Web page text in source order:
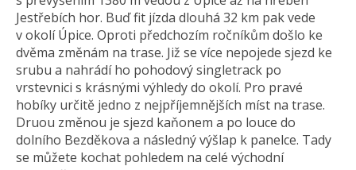
Jestřebích hor. Buď fit jízda dlouhá 32 km pak vede
v okolí Úpice. Oproti předchozím ročníkům došlo ke
dvěma změnám na trase. Již se více nepojede sjezd ke
srubu a nahrádí ho pohodový singletrack po
vrstevnici s krásnými výhledy do okolí. Pro pravé
hobíky určitě jedno z nejpříjemnějších míst na trase.
Druou změnou je sjezd kaňonem a po louce do
dolního Bezděkova a následný výšlap k panelce. Tady
se můžete kochat pohledem na celé východní